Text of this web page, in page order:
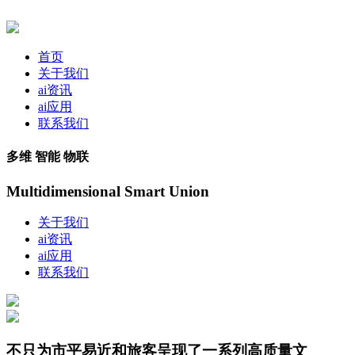
首页
关于我们
ai资讯
ai应用
联系我们
多维 智能 物联
Multidimensional Smart Union
关于我们
ai资讯
ai应用
联系我们
不只为市平易近和旅客呈现了一系列高质量文